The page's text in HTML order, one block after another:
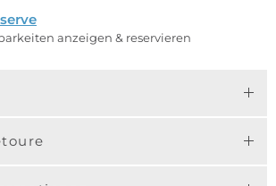
anzeigen & reservieren